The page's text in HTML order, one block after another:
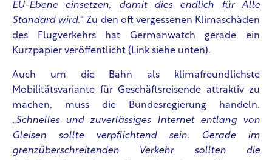
EU-Ebene einsetzen, damit dies endlich für Alle
Standard wird.“ Zu den oft vergessenen Klimaschäden
des Flugverkehrs hat Germanwatch gerade ein
Kurzpapier veröffentlicht (Link siehe unten).
Auch um die Bahn als klimafreundlichste
Mobilitätsvariante für Geschäftsreisende attraktiv zu
machen, muss die Bundesregierung handeln.
„Schnelles und zuverlässiges Internet entlang von
Gleisen sollte verpflichtend sein. Gerade im
grenzüberschreitenden Verkehr sollten die